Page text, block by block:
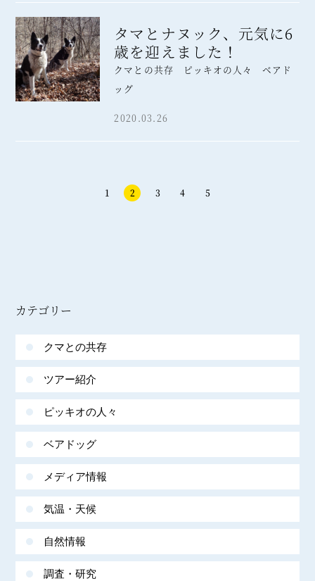
タマとナヌック、元気に6
歳を迎えました！
クマとの共存 ピッキオの人々 ベアド
ッグ
2020.03.26
1 2 3 4 5
カテゴリー
クマとの共存
ツアー紹介
ピッキオの人々
ベアドッグ
メディア情報
気温・天候
自然情報
調査・研究